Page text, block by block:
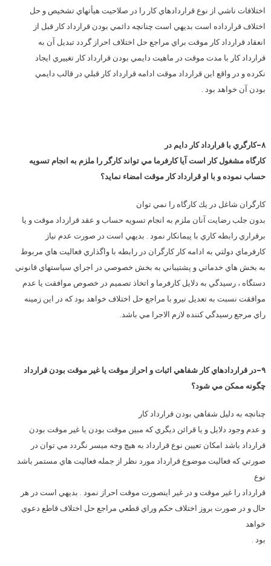
اختلافات ناشي از نوع قراردادهاي كار را در صلاحيت هيأتهاي تشخيص و حل
اختلاف قرارداده است بديهي است چنانچه دائمي بودن قرارداد كار قبل از
انعقاد قرارداد كار موقت براي مراجع حل اختلاف احراز گردد تبديل آن به
قرارداد كار با مدت موقت در ماهيت دايمي بودن قرارداد كار تغييري ايجاد
نكرده و در واقع اين قرارداد موقت ادامه قرارداد كار قبلي در قالب دايمي
بودن آن خواهد بود .
۸-كارگري با قرارداد كار دايم در
كارگاه مشغول كار است آيا كارفرما مي تواند كارگر را ملزم به انجام تسويه
حساب نموده و با او قرارداد كار موقت امضاء نمايد؟
كارگران شاغل در يك كارگاه را نمي توان
بدون جلب رضايت آنان ملزم به انجام تسويه حساب و عقد قرارداد موقت و يا
برقراري رابطه كاري با پيمانكار نمود . بديهي است در صورت عدم نياز
كارفرماي دولتي به ادامه كار كارگران در رابطه با واگذاري فعاليت هاي مربوط
به بخش هاي خدماتي و پشتيباني به بخش خصوصي در اجراي سياستهاي قانوني
دستگاه ، رسيدگي به دلايل كارفرما و اتخاذ تصميم در خصوص موافقت يا عدم
موافقت نسبت به تعديل نيرو با مراجع حل اختلاف خواهد بود كه در اين زمينه
راي مرجع رسيدگي كننده لازم الاجرا مي باشد.
۹-در قراردادهاي كار شفاهي اثبات و احراز موقت يا غير موقت بودن قرارداد
چگونه ممكن مي شود؟
چنانچه به دليل شفاهي بودن قرارداد كار
و عدم وجود دلايل و يا قرائن ديگري كه مبين موقت بودن يا غير موقت بودن
قرارداد باشد امكان تعيين نوع قرارداد به هيچ وجه ميسر نگردد مي توان در
صورتي كه فعاليت موضوع قرارداد مورد نظر از جمله فعاليت هاي مستمر باشد
نوع
قرارداد را غير موقت و در غير اينصورت موقت احراز نمود . بديهي است در هر
حال و در صورت بروز اختلاف حكم وراي قطعي مراجع حل اختلاف قاطع دعوي
خواهد
بود .